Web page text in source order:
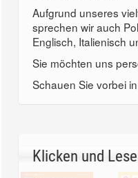
Aufgrund unseres
sprechen wir auch
Englisch, Italienisch
Sie möchten uns
Schauen Sie vorbei
Klicken und